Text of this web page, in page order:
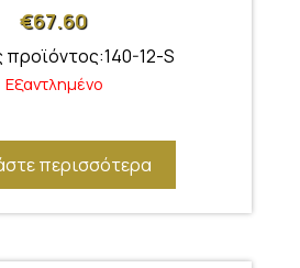
€67.60
προϊόντος:140-12-S
Εξαντλημένο
περισσότερα